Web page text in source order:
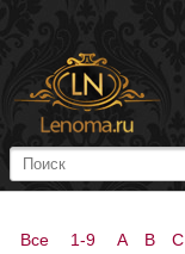
Все 1-9 A B C